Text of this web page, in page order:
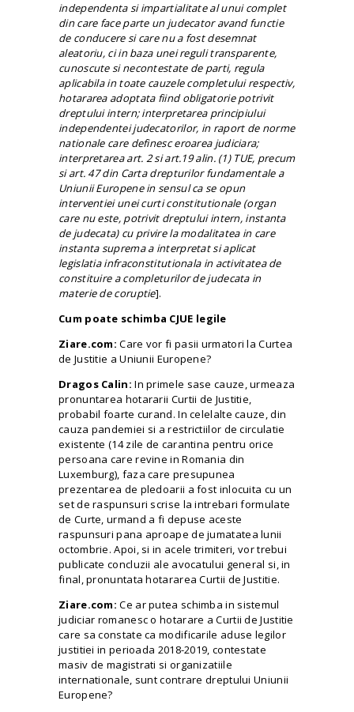
independenta si impartialitate al unui complet
din care face parte un judecator avand functie
de conducere si care nu a fost desemnat
aleatoriu, ci in baza unei reguli transparente,
cunoscute si necontestate de parti, regula
aplicabila in toate cauzele completului respectiv,
hotararea adoptata fiind obligatorie potrivit
dreptului intern; interpretarea principiului
independentei judecatorilor, in raport de norme
nationale care definesc eroarea judiciara;
interpretarea art. 2 si art.19 alin. (1) TUE, precum
si art. 47 din Carta drepturilor fundamentale a
Uniunii Europene in sensul ca se opun
interventiei unei curti constitutionale (organ
care nu este, potrivit dreptului intern, instanta
de judecata) cu privire la modalitatea in care
instanta suprema a interpretat si aplicat
legislatia infraconstitutionala in activitatea de
constituire a completurilor de judecata in
materie decoruptie].
Cum poate schimba CJUE legile
Ziare.com: Care vor fi pasii urmatori la Curtea
de Justitie a Uniunii Europene?
Dragos Calin: In primele sase cauze, urmeaza
pronuntarea hotararii Curtii de Justitie,
probabil foarte curand. In celelalte cauze, din
cauza pandemiei si a restrictiilor decirculatie
existente (14 zile de carantina pentru orice
persoana care revine in Romania din
Luxemburg), faza care presupunea
prezentarea de pledoarii a fost inlocuita cu un
set de raspunsuri scrise la intrebari formulate
de Curte, urmand a fi depuse aceste
raspunsuri pana aproape de jumatatea lunii
octombrie. Apoi, si in acele trimiteri, vor trebui
publicate concluzii ale avocatului general si, in
final, pronuntata hotararea Curtii de Justitie.
Ziare.com: Ce ar putea schimba in sistemul
judiciar romanesc o hotarare a Curtii de Justitie
care sa constate ca modificarile aduse legilor
justitiei in perioada 2018-2019, contestate
masiv de magistrati si organizatiile
internationale, sunt contrare dreptului Uniunii
Europene?